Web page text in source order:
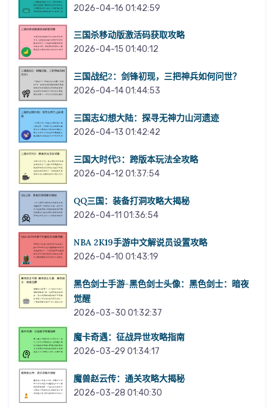
2026-04-16 01:42:59
三国杀移动版激活码获取攻略
2026-04-15 01:40:12
三国战纪2：剑锋初现，三把神兵如何问世？
2026-04-14 01:44:53
三国志幻想大陆：探寻无神力山河遗迹
2026-04-13 01:42:42
三国大时代3：跨版本玩法全攻略
2026-04-12 01:37:54
QQ三国：装备打洞攻略大揭秘
2026-04-11 01:36:54
NBA 2K19手游中文解说员设置攻略
2026-04-10 01:43:19
黑色剑士手游-黑色剑士头像：黑色剑士：暗夜
觉醒
2026-03-30 01:32:37
魔卡奇遇：征战异世攻略指南
2026-03-29 01:34:17
魔兽赵云传：通关攻略大揭秘
2026-03-28 01:40:30